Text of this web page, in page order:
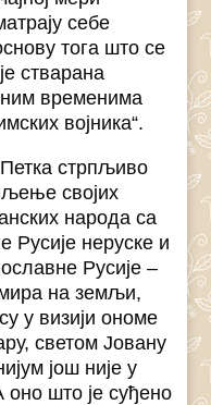
себе
тога што се
стварана
временима
војника“.
стрпљиво
својих
народа са
Русије неруске и
Русије –
на земљи,
у визији ономе
светом Јовану
још није у
оно што је суђено